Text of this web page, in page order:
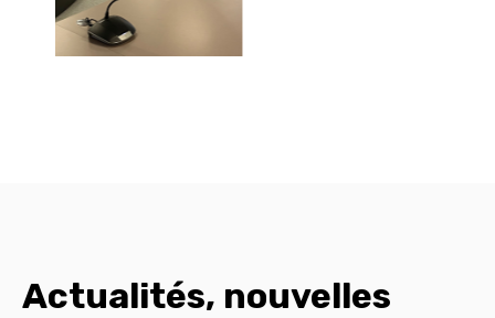
Actualités, nouvelles